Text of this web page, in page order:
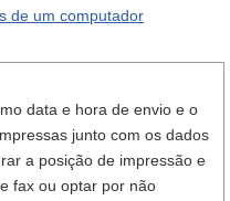
de um computador
data e hora de envio e o
junto com os dados
a posição de impressão e
fax ou optar por não